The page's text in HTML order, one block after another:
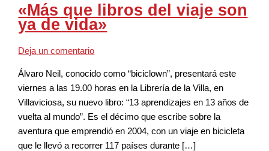
«Más que libros del viaje son
ya de vida»
Deja un comentario
Álvaro Neil, conocido como “biciclown”, presentará este
viernes a las 19.00 horas en la Librería de la Villa, en
Villaviciosa, su nuevo libro: “13 aprendizajes en 13 años de
vuelta al mundo”. Es el décimo que escribe sobre la
aventura que emprendió en 2004, con un viaje en bicicleta
que le llevó a recorrer 117 países durante […]